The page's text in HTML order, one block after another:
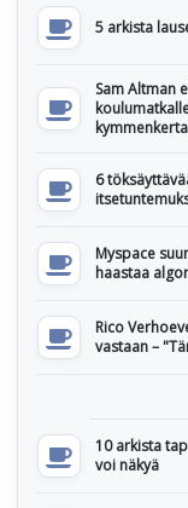
5 arkista
Sam Altman
6
Myspace
haastaa
Rico
vastaan –
10 arkista
voi näkyä